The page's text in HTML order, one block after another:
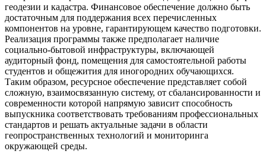
геодезии и кадастра. Финансовое обеспечение должно быть
достаточным для поддержания всех перечисленных
компонентов на уровне, гарантирующем качество подготовки.
Реализация программы также предполагает наличие
социально-бытовой инфраструктуры, включающей
аудиторный фонд, помещения для самостоятельной работы
студентов и общежития для иногородних обучающихся.
Таким образом, ресурсное обеспечение представляет собой
сложную, взаимосвязанную систему, от сбалансированности и
современности которой напрямую зависит способность
выпускника соответствовать требованиям профессиональных
стандартов и решать актуальные задачи в области
геопространственных технологий и мониторинга
окружающей среды.